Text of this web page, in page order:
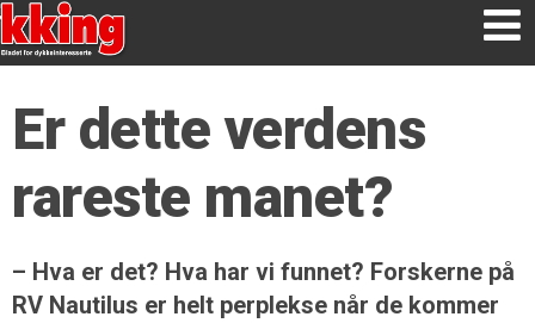
Er dette verdens
rareste manet?
– Hva er det? Hva har vi funnet? Forskerne på
RV Nautilus er helt perplekse når de kommer